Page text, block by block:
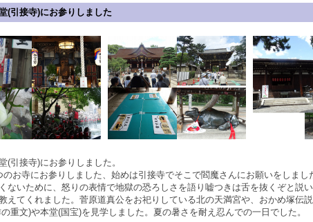
(引接寺)にお参りしました
(引接寺)にお参りしました。
のお寺にお参りしました、始めは引接寺でそこで閻魔さんにお願いをしま
ないために、怒りの表情で地獄の恐ろしさを語り嘘つきは舌を抜くぞと説
えてくれました。菅原道真公をお祀りしている北の天満宮や、おかめ塚伝
重文)や本堂(国宝)を見学しました。夏の暑さを耐え忍んでの一日でした。